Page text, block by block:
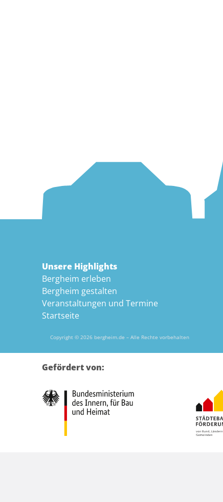
Unsere Highlights
Bergheim erleben
Bergheim gestalten
Veranstaltungen und Termine
Startseite
Copyright © 2026 bergheim.de – Alle Rechte vorbehalten
Gefördert von: